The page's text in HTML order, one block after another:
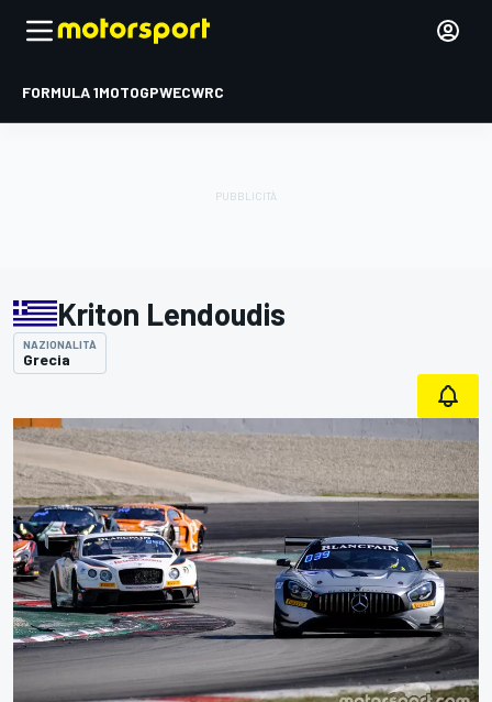
FORMULA 1MOTOGPWECWRC
Kriton Lendoudis
NAZIONALITÀ
Grecia